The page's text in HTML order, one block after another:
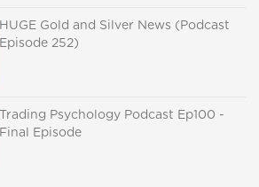
HUGE Gold and Silver News (Podcast
Episode 252)
Trading Psychology Podcast Ep100 -
Final Episode